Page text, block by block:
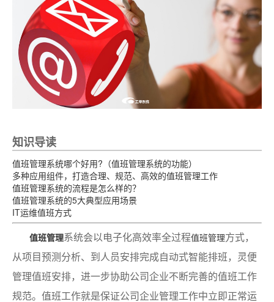
知识导读
值班管理系统哪个好用?（值班管理系统的功能）
多种应用组件，打造合理、规范、高效的值班管理工作
值班管理系统的流程是怎么样的？
值班管理系统的5大典型应用场景
IT运维值班方式
值班管理系统会以电子化高效率全过程值班管理方式，
从项目预测分析、到人员安排完成自动式智能排班，灵便
管理值班安排，进一步协助公司企业不断完善的值班工作
规范。值班工作就是保证公司企业管理工作中立即正常运